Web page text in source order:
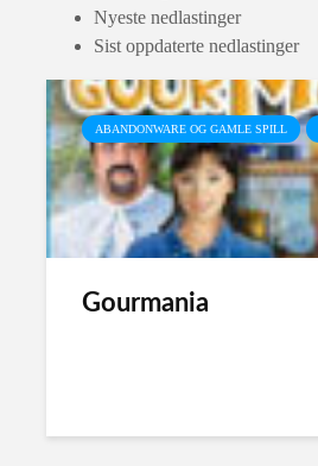
Nyeste nedlastinger
Sist oppdaterte nedlastinger
ABANDONWARE OG GAMLE SPILL
Gourmania